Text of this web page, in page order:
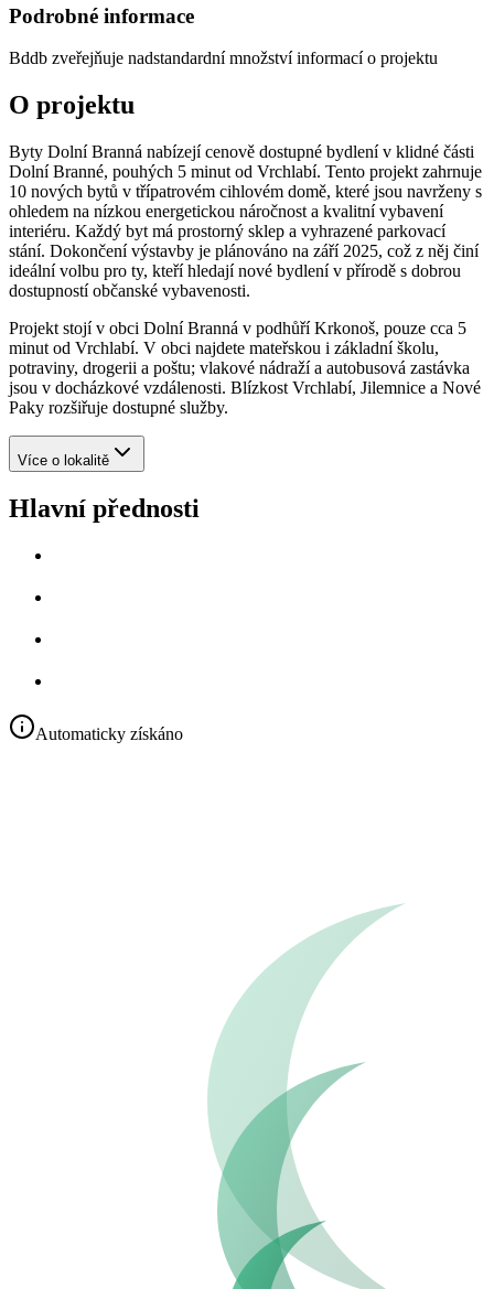
Podrobné informace
Bddb zveřejňuje nadstandardní množství informací o projektu
O projektu
Byty Dolní Branná nabízejí cenově dostupné bydlení v klidné části
Dolní Branné, pouhých 5 minut od Vrchlabí. Tento projekt zahrnuje
10 nových bytů v třípatrovém cihlovém domě, které jsou navrženy s
ohledem na nízkou energetickou náročnost a kvalitní vybavení
interiéru. Každý byt má prostorný sklep a vyhrazené parkovací
stání. Dokončení výstavby je plánováno na září 2025, což z něj činí
ideální volbu pro ty, kteří hledají nové bydlení v přírodě s dobrou
dostupností občanské vybavenosti.
Projekt stojí v obci Dolní Branná v podhůří Krkonoš, pouze cca 5
minut od Vrchlabí. V obci najdete mateřskou i základní školu,
potraviny, drogerii a poštu; vlakové nádraží a autobusová zastávka
jsou v docházkové vzdálenosti. Blízkost Vrchlabí, Jilemnice a Nové
Paky rozšiřuje dostupné služby.
Více o lokalitě
Hlavní přednosti
Automaticky získáno